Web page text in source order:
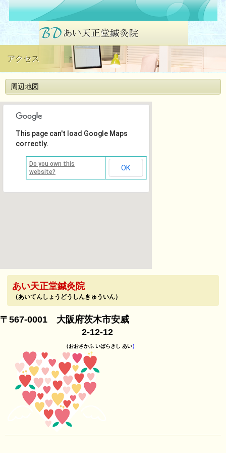
アクセス
周辺地図
This page can't load Google Maps
correctly.
Do you own this
website?
OK
あい天正堂鍼灸院
（あいてんしょうどうしんきゅういん）
〒567-0001 大阪府茨木市安威
2-12-12
（おおさかふ いばらきし あい）